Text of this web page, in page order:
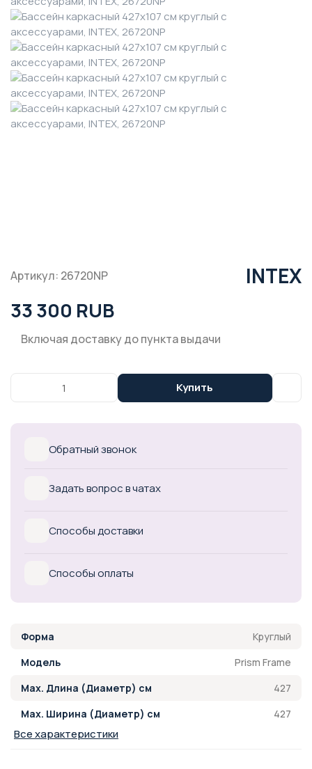
Артикул: 26720NP INTEX
33 300 RUB
Включая доставку до пункта выдачи
Купить
Обратный звонок
Задать вопрос в чатах
Способы доставки
Способы оплаты
Форма
Круглый
Модель
Prism Frame
Max. Длина (Диаметр) см
427
Max. Ширина (Диаметр) см
427
Все характеристики